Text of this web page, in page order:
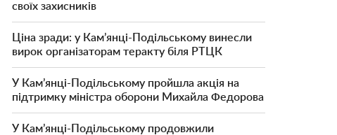
своїх захисників
Ціна зради: у Кам’янці-Подільському винесли
вирок організаторам теракту біля РТЦК
У Кам’янці-Подільському пройшла акція на
підтримку міністра оборони Михайла Федорова
У Кам’янці-Подільському продовжили